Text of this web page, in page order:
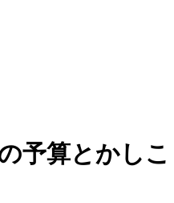
予算とかし